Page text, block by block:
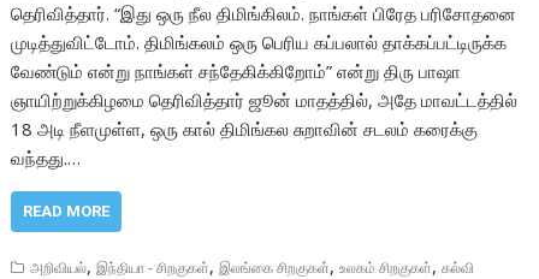
தெரிவித்தார். “இது ஒரு நீல திமிங்கிலம். நாங்கள் பிரேத பரிசோதனை
முடித்துவிட்டோம். திமிங்கலம் ஒரு பெரிய கப்பலால் தாக்கப்பட்டிருக்க
வேண்டும் என்று நாங்கள் சந்தேகிக்கிறோம்” என்று திரு பாஷா
ஞாயிற்றுக்கிழமை தெரிவித்தார் ஜூன் மாதத்தில், அதே மாவட்டத்தில்
18 அடி நீளமுள்ள, ஒரு கால் திமிங்கல சுறாவின் சடலம் கரைக்கு
வந்தது.…
READ MORE
அறிவியல்,இந்தியா - சிறகுகள்,இலங்கை சிறகுகள்,உலகம் சிறகுகள்,கல்வி